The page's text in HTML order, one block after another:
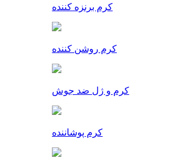
کرم برنزه کننده
کرم روشن کننده
کرم و ژل ضد جوش
کرم پوشاننده